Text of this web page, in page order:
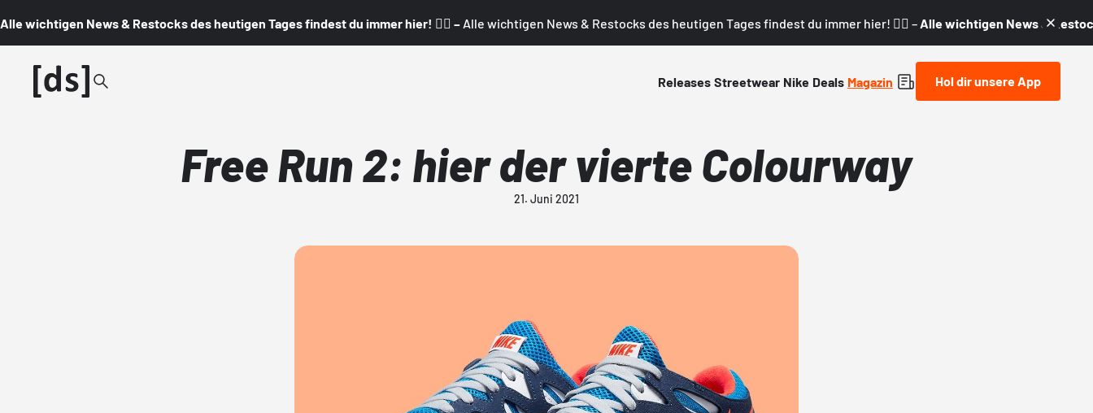
Alle wichtigen News & Restocks des heutigen Tages findest du immer hier! 👇🏼 – Alle wichtigen News & Restocks des heutigen Tages findest du immer hier! 👇🏼 – Alle wichtigen News &
Releases Streetwear Nike Deals Magazin Hol dir unsere App
Free Run 2: hier der vierte Colourway
21. Juni 2021